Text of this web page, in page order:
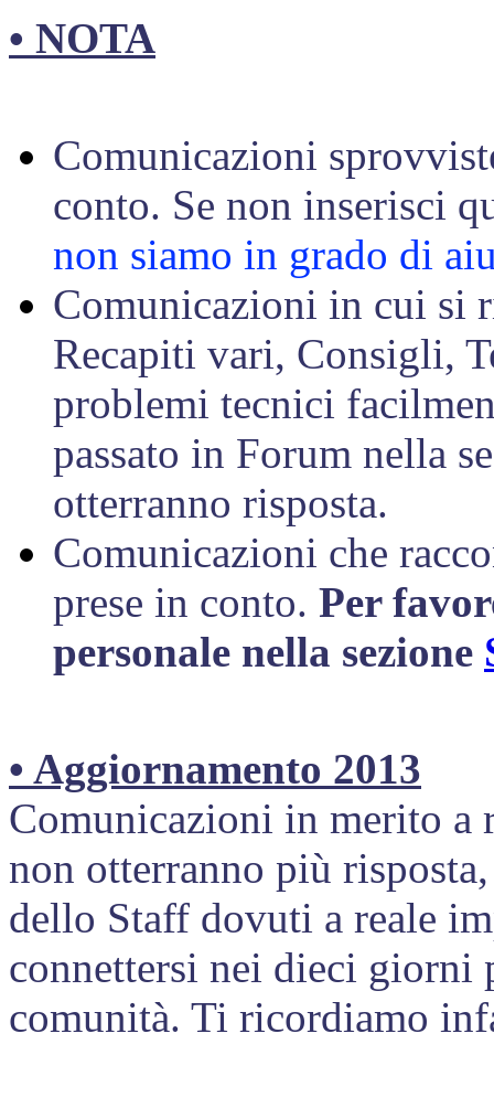
• NOTA
Comunicazioni
conto. Se non inserisci
non siamo in grado di
Comunicazioni in cui si
Recapiti vari, Consigli,
problemi tecnici
passato in Forum nella
otterranno risposta.
Comunicazioni che
prese in conto. Per
personale nella sezione
• Aggiornamento 2013
Comunicazioni in merito
non otterranno più
dello Staff dovuti a reale
connettersi nei dieci giorni
comunità. Ti ricordiamo